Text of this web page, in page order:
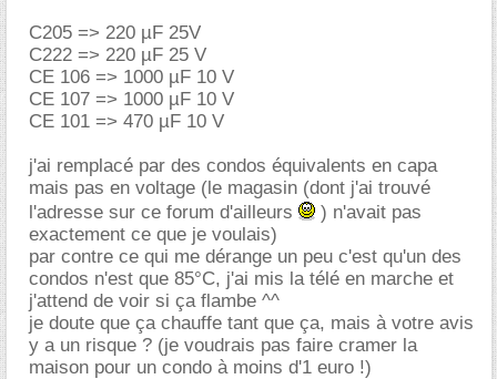
C205 => 220 µF 25V
C222 => 220 µF 25 V
CE 106 => 1000 µF 10 V
CE 107 => 1000 µF 10 V
CE 101 => 470 µF 10 V
j'ai remplacé par des condos équivalents en capa
mais pas en voltage (le magasin (dont j'ai trouvé
l'adresse sur ce forum d'ailleurs
) n'avait pas
exactement ce que je voulais)
par contre ce qui me dérange un peu c'est qu'un des
condos n'est que 85°C, j'ai mis la télé en marche et
j'attend de voir si ça flambe ^^
je doute que ça chauffe tant que ça, mais à votre avis
y a un risque ? (je voudrais pas faire cramer la
maison pour un condo à moins d'1 euro !)